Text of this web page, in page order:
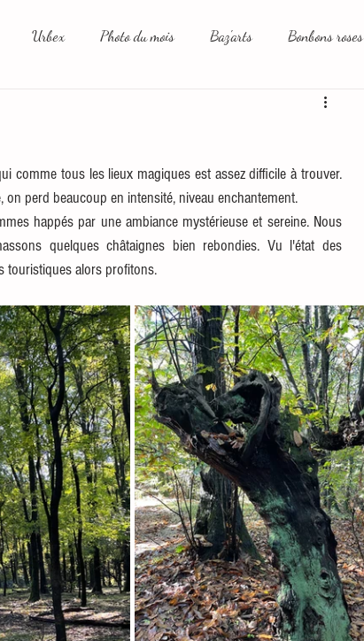
Urbex Photo du mois Baz'arts Bonbons roses
comme tous les lieux magiques est assez difficile à trouver.
perd beaucoup en intensité, niveau enchantement.
happés par une ambiance mystérieuse et sereine. Nous
quelques châtaignes bien rebondies. Vu l'état des
touristiques alors profitons.